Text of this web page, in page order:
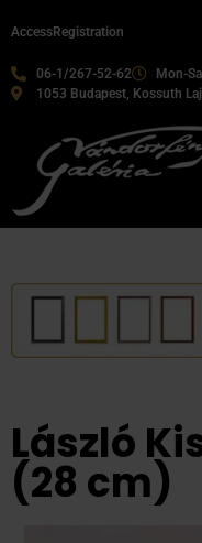
06-1/267-52-62
Mon-
1053 Budapest, Kossuth
AccessRegistration
László
(28 cm)